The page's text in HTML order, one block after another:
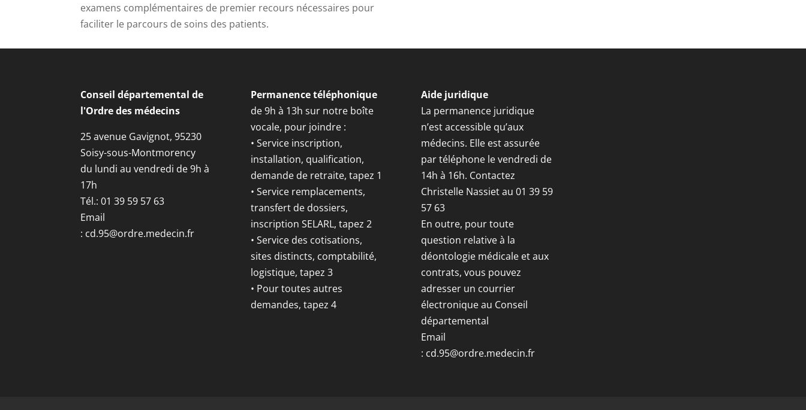
examens complémentaires de premier recours nécessaires pour
faciliter le parcours de soins des patients.
Conseil départemental de
l'Ordre des médecins
25 avenue Gavignot, 95230
Soisy-sous-Montmorency
du lundi au vendredi de 9h à
17h
Tél.: 01 39 59 57 63
Email
: cd.95@ordre.medecin.fr
Permanence téléphonique
de 9h à 13h sur notre boîte
vocale, pour joindre :
• Service inscription,
installation, qualification,
demande de retraite, tapez 1
• Service remplacements,
transfert de dossiers,
inscription SELARL, tapez 2
• Service des cotisations,
sites distincts, comptabilité,
logistique, tapez 3
• Pour toutes autres
demandes, tapez 4
Aide juridique
La permanence juridique
n’est accessible qu’aux
médecins. Elle est assurée
par téléphone le vendredi de
14h à 16h. Contactez
Christelle Nassiet au 01 39 59
57 63
En outre, pour toute
question relative à la
déontologie médicale et aux
contrats, vous pouvez
adresser un courrier
électronique au Conseil
départemental
Email
: cd.95@ordre.medecin.fr